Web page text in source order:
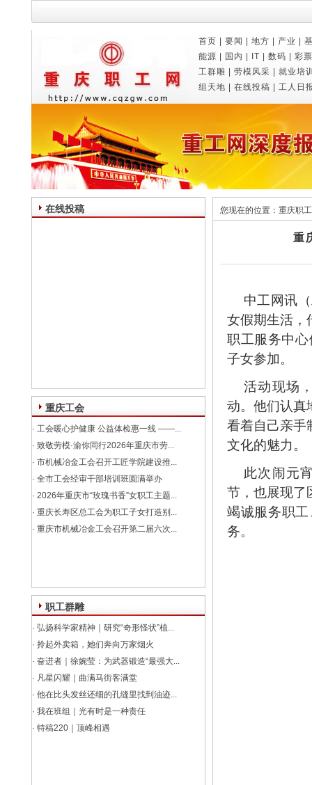
首页 要闻 地方 产业
能源
国内 IT 数码
彩票
工群雕
劳模风采
就业培
组天地
在线投稿 工人日
在线投稿
重庆工会
· 工会暖心护健康 公益体检惠一线 ——...
· 致敬劳模·渝你同行2026年重庆市劳...
· 市机械冶金工会召开工匠学院建设推...
· 全市工会经审干部培训班圆满举办
· 2026年重庆市“玫瑰书香”女职工主题...
· 重庆长寿区总工会为职工子女打造别...
· 重庆市机械冶金工会召开第二届六次...
职工群雕
· 弘扬科学家精神｜研究“奇形怪状”植...
· 拎起外卖箱，她们奔向万家烟火
· 奋进者｜徐婉莹：为武器锻造“最强大...
· 凡星闪耀｜曲满马街客满堂
· 他在比头发丝还细的孔缝里找到油迹...
· 我在班组｜光有时是一种责任
· 特稿220｜顶峰相遇
您现在的位置： 重庆职
重
中工网讯
女假期生活，
职工服务中
子女参加。
活动现场
动。他们认真
看着自己亲手
文化的魅力。
此次闹元
节，也展现了
竭诚服务职
务。